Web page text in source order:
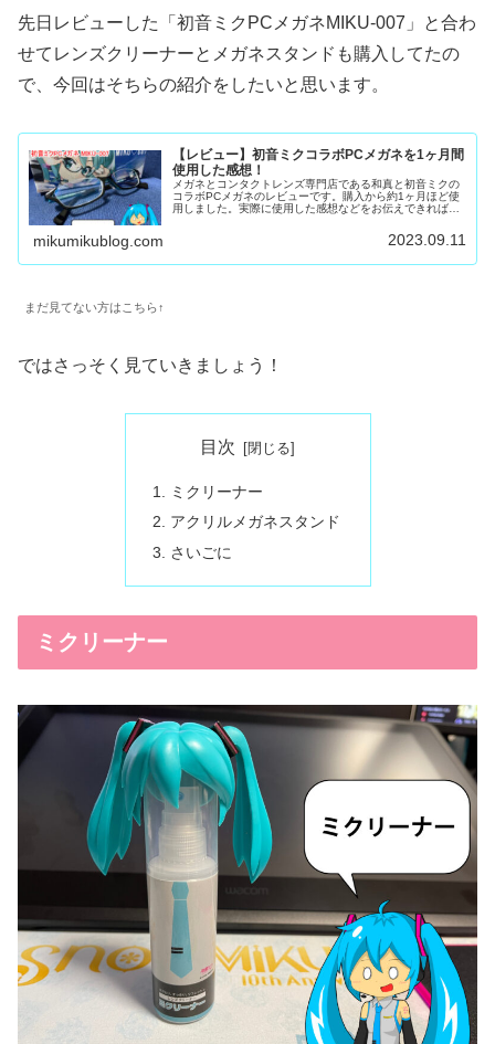
先日レビューした「初音ミクPCメガネMIKU-007」と合わ
せてレンズクリーナーとメガネスタンドも購入してたの
で、今回はそちらの紹介をしたいと思います。
【レビュー】初音ミクコラボPCメガネを1ヶ月間
使用した感想！
メガネとコンタクトレンズ専門店である和真と初音ミクの
コラボPCメガネのレビューです。購入から約1ヶ月ほど使
用しました。実際に使用した感想などをお伝えできればと
mikumikublog.com 2023.09.11
まだ見てない方はこちら↑
ではさっそく見ていきましょう！
目次
ミクリーナー
アクリルメガネスタンド
さいごに
ミクリーナー